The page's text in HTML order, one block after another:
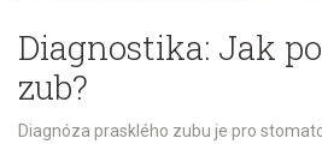
Diagnostika: Jak
zub?
Diagnóza prasklého zubu je pro